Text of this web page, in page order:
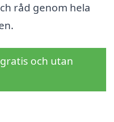
råd genom hela
och utan